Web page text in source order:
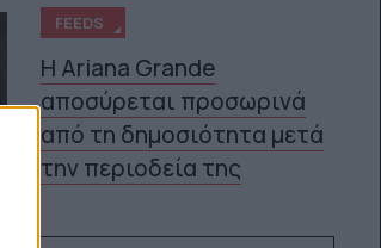
FEEDS
Η Ariana Grande
αποσύρεται προσωρινά
από τη δημοσιότητα μετά
την περιοδεία της